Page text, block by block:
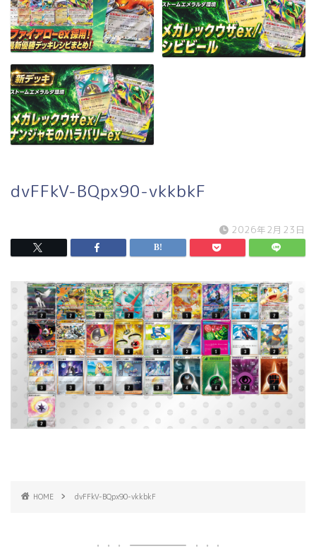
dvFFkV-BQpx90-vkkbkF
2026年2月23日
HOME dvFFkV-BQpx90-vkkbkF